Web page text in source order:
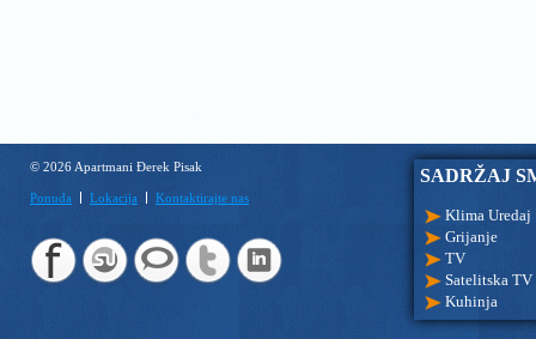
© 2026 Apartmani Đerek Pisak
Ponuda Lokacija Kontaktirajte nas
SADRŽAJ
Klima Uredaj
Grijanje
TV
Satelitska TV
Kuhinja